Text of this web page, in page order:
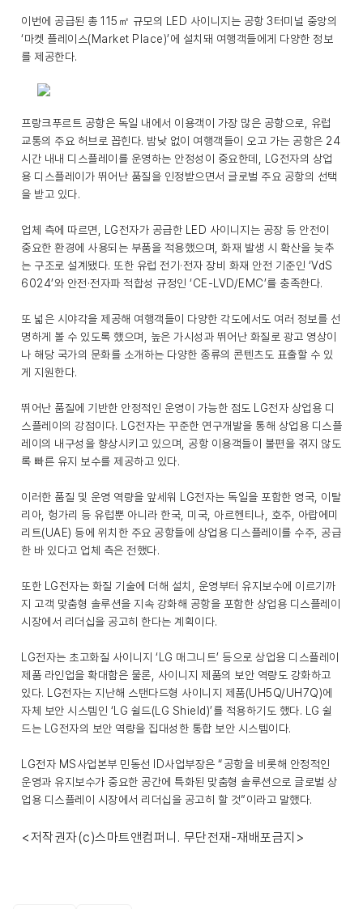
이번에 공급된 총 115㎡ 규모의 LED 사이니지는 공항 3터미널 중앙의
‘마켓 플레이스(Market Place)’에 설치돼 여행객들에게 다양한 정보
를 제공한다.
프랑크푸르트 공항은 독일 내에서 이용객이 가장 많은 공항으로, 유럽
교통의 주요 허브로 꼽힌다. 밤낮 없이 여행객들이 오고 가는 공항은 24
시간 내내 디스플레이를 운영하는 안정성이 중요한데, LG전자의 상업
용 디스플레이가 뛰어난 품질을 인정받으면서 글로벌 주요 공항의 선택
을 받고 있다.
업체 측에 따르면, LG전자가 공급한 LED 사이니지는 공장 등 안전이
중요한 환경에 사용되는 부품을 적용했으며, 화재 발생 시 확산을 늦추
는 구조로 설계됐다. 또한 유럽 전기·전자 장비 화재 안전 기준인 ‘VdS
6024’와 안전·전자파 적합성 규정인 ‘CE-LVD/EMC’를 충족한다.
또 넓은 시야각을 제공해 여행객들이 다양한 각도에서도 여러 정보를 선
명하게 볼 수 있도록 했으며, 높은 가시성과 뛰어난 화질로 광고 영상이
나 해당 국가의 문화를 소개하는 다양한 종류의 콘텐츠도 표출할 수 있
게 지원한다.
뛰어난 품질에 기반한 안정적인 운영이 가능한 점도 LG전자 상업용 디
스플레이의 강점이다. LG전자는 꾸준한 연구개발을 통해 상업용 디스플
레이의 내구성을 향상시키고 있으며, 공항 이용객들이 불편을 겪지 않도
록 빠른 유지 보수를 제공하고 있다.
이러한 품질 및 운영 역량을 앞세워 LG전자는 독일을 포함한 영국, 이탈
리아, 헝가리 등 유럽뿐 아니라 한국, 미국, 아르헨티나, 호주, 아랍에미
리트(UAE) 등에 위치한 주요 공항들에 상업용 디스플레이를 수주, 공급
한 바 있다고 업체 측은 전했다.
또한 LG전자는 화질 기술에 더해 설치, 운영부터 유지보수에 이르기까
지 고객 맞춤형 솔루션을 지속 강화해 공항을 포함한 상업용 디스플레이
시장에서 리더십을 공고히 한다는 계획이다.
LG전자는 초고화질 사이니지 ‘LG 매그니트’ 등으로 상업용 디스플레이
제품 라인업을 확대함은 물론, 사이니지 제품의 보안 역량도 강화하고
있다. LG전자는 지난해 스탠다드형 사이니지 제품(UH5Q/UH7Q)에
자체 보안 시스템인 ‘LG 쉴드(LG Shield)’를 적용하기도 했다. LG 쉴
드는 LG전자의 보안 역량을 집대성한 통합 보안 시스템이다.
LG전자 MS사업본부 민동선 ID사업부장은 “공항을 비롯해 안정적인
운영과 유지보수가 중요한 공간에 특화된 맞춤형 솔루션으로 글로벌 상
업용 디스플레이 시장에서 리더십을 공고히 할 것”이라고 말했다.
<저작권자(c)스마트앤컴퍼니. 무단전재-재배포금지>